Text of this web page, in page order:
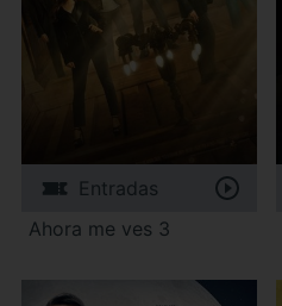
Entradas
Ahora me ves 3